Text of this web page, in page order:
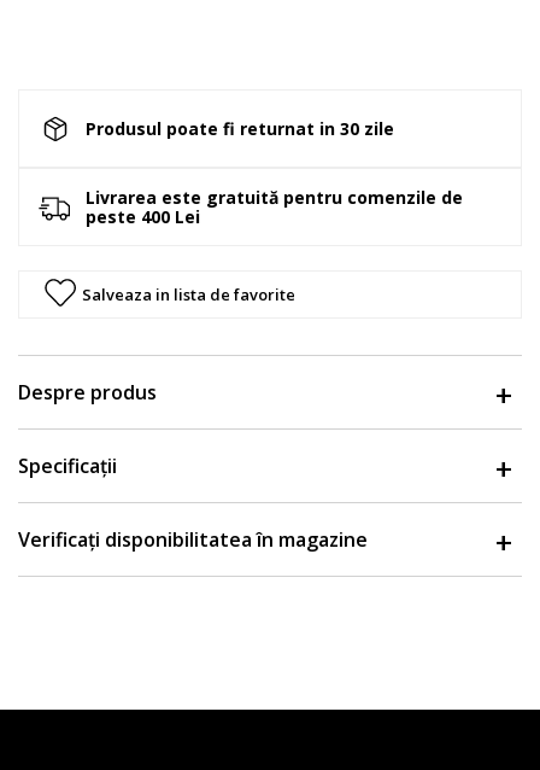
Produsul poate fi returnat in 30 zile
Livrarea este gratuită pentru comenzile de
peste 400 Lei
Salveaza in lista de favorite
Despre produs
Specificații
Verificați disponibilitatea în magazine